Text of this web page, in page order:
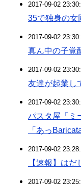
2017-09-02
35で独身の女
2017-09-02
真ん中の子覚
2017-09-02
友達が起業し
2017-09-02
パスタ屋「ミ
「あっ
2017-09-02
【速報】は
2017-09-02